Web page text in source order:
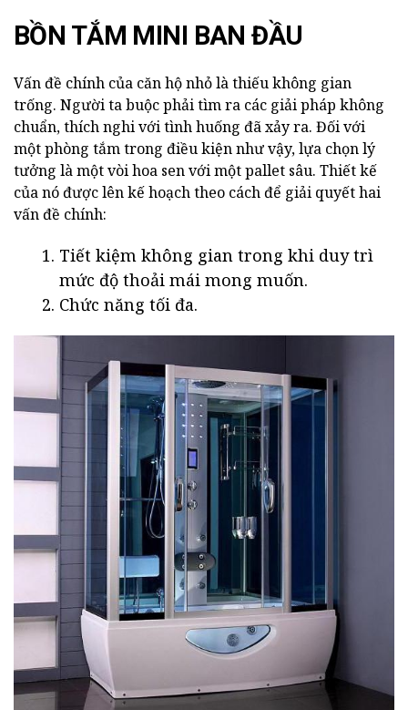
BỒN TẮM MINI BAN ĐẦU
Vấn đề chính của căn hộ nhỏ là thiếu không gian
trống. Người ta buộc phải tìm ra các giải pháp không
chuẩn, thích nghi với tình huống đã xảy ra. Đối với
một phòng tắm trong điều kiện như vậy, lựa chọn lý
tưởng là một vòi hoa sen với một pallet sâu. Thiết kế
của nó được lên kế hoạch theo cách để giải quyết hai
vấn đề chính:
Tiết kiệm không gian trong khi duy trì
mức độ thoải mái mong muốn.
Chức năng tối đa.